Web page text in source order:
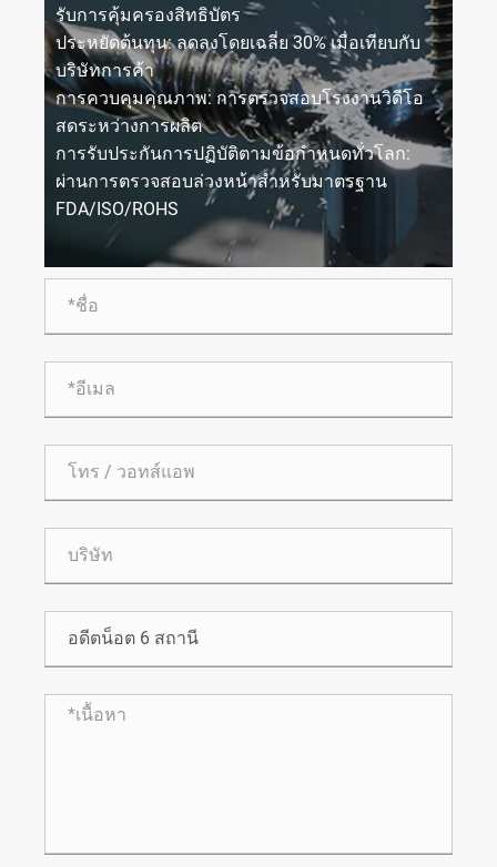
รับการคุ้มครองสิทธิบัตร
ประหยัดต้นทุน: ลดลงโดยเฉลี่ย 30% เมื่อเทียบกับ
บริษัทการค้า
การควบคุมคุณภาพ: การตรวจสอบโรงงานวิดีโอ
สดระหว่างการผลิต
การรับประกันการปฏิบัติตามข้อกำหนดทั่วโลก:
ผ่านการตรวจสอบล่วงหน้าสำหรับมาตรฐาน
FDA/ISO/ROHS